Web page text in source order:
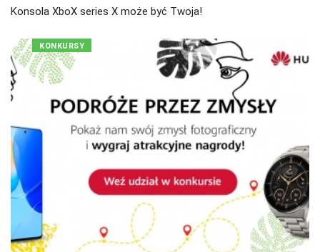
Konsola XboX series X może być Twoja!
KONKURSY